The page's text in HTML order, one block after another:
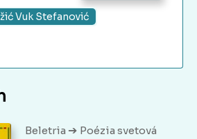
Vuk Stefanović
Beletria ➔ Poézia svetová